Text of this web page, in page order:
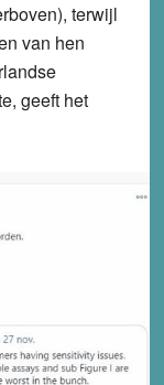
terwijl
van hen
geeft het